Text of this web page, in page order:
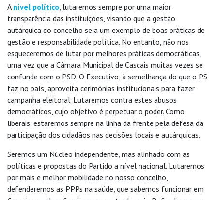
A nível político , lutaremos sempre por uma maior
transparência das instituições, visando que a gestão
autárquica do concelho seja um exemplo de boas práticas de
gestão e responsabilidade política. No entanto, não nos
esqueceremos de lutar por melhores práticas democráticas,
uma vez que a Câmara Municipal de Cascais muitas vezes se
confunde com o PSD. O Executivo, à semelhança do que o PS
faz no país, aproveita cerimónias institucionais para fazer
campanha eleitoral. Lutaremos contra estes abusos
democráticos, cujo objetivo é perpetuar o poder. Como
liberais, estaremos sempre na linha da frente pela defesa da
participação dos cidadãos nas decisões locais e autárquicas.
Seremos um Núcleo independente, mas alinhado com as
políticas e propostas do Partido a nível nacional. Lutaremos
por mais e melhor mobilidade no nosso concelho,
defenderemos as PPPs na saúde, que sabemos funcionar em